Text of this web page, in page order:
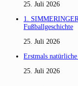
25. Juli 2026
1.
Fußballgeschichte
25. Juli 2026
Erstmals
25. Juli 2026